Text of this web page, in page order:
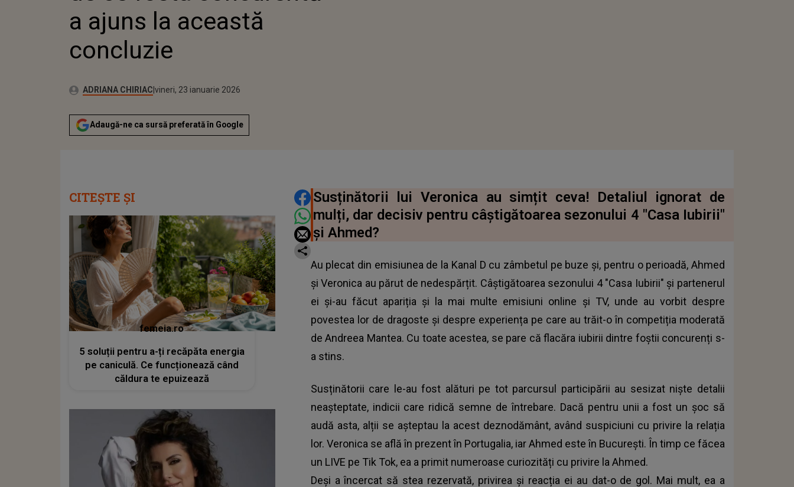
a ajuns la această
concluzie
Autor:ADRIANA CHIRIACPublicat:
vineri, 23 ianuarie 2026
Actualizat:
vineri, 23 ianuarie 2026
Adaugă-ne ca sursă preferată în Google
DISTRIBUIE ARTICOLUL
Susținătorii lui Veronica au simțit ceva! Detaliul ignorat de
mulți, dar decisiv pentru câștigătoarea sezonului 4 "Casa Iubirii"
și Ahmed?
Au plecat din emisiunea de la Kanal D cu zâmbetul pe buze și, pentru o perioadă, Ahmed
și Veronica au părut de nedespărțit. Câștigătoarea sezonului 4 "Casa Iubirii" și partenerul
ei și-au făcut apariția și la mai multe emisiuni online și TV, unde au vorbit despre
povestea lor de dragoste și despre experiența pe care au trăit-o în competiția moderată
de Andreea Mantea. Cu toate acestea, se pare că flacăra iubirii dintre foștii concurenți s-
a stins.
Susținătorii care le-au fost alături pe tot parcursul participării au sesizat niște detalii
neașteptate, indicii care ridică semne de întrebare. Dacă pentru unii a fost un șoc să
audă asta, alții se așteptau la acest deznodământ, având suspiciuni cu privire la relația
lor. Veronica se află în prezent în Portugalia, iar Ahmed este în București. În timp ce făcea
un LIVE pe Tik Tok, ea a primit numeroase curiozități cu privire la Ahmed.
Deși a încercat să stea rezervată, privirea și reacția ei au dat-o de gol. Mai mult, ea a
CITEȘTE ȘI
femeia.ro
5 soluții pentru a-ți recăpăta energia
pe caniculă. Ce funcționează când
căldura te epuizează